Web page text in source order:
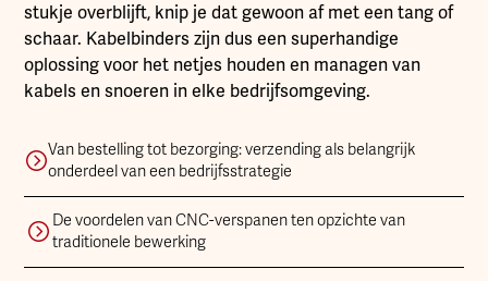
stukje overblijft, knip je dat gewoon af met een tang of
schaar. Kabelbinders zijn dus een superhandige
oplossing voor het netjes houden en managen van
kabels en snoeren in elke bedrijfsomgeving.
Van bestelling tot bezorging: verzending als belangrijk
onderdeel van een bedrijfsstrategie
De voordelen van CNC-verspanen ten opzichte van
traditionele bewerking